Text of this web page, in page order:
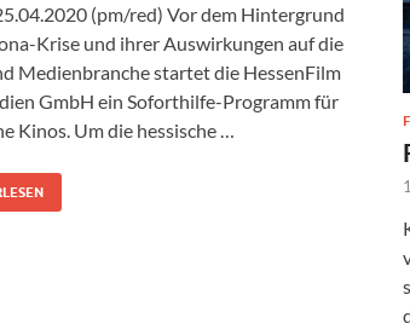
(pm/red) Vor dem Hintergrund
Krise und ihrer Auswirkungen auf die
Medienbranche startet die HessenFilm
GmbH ein Soforthilfe-Programm für
Kinos. Um die hessische …